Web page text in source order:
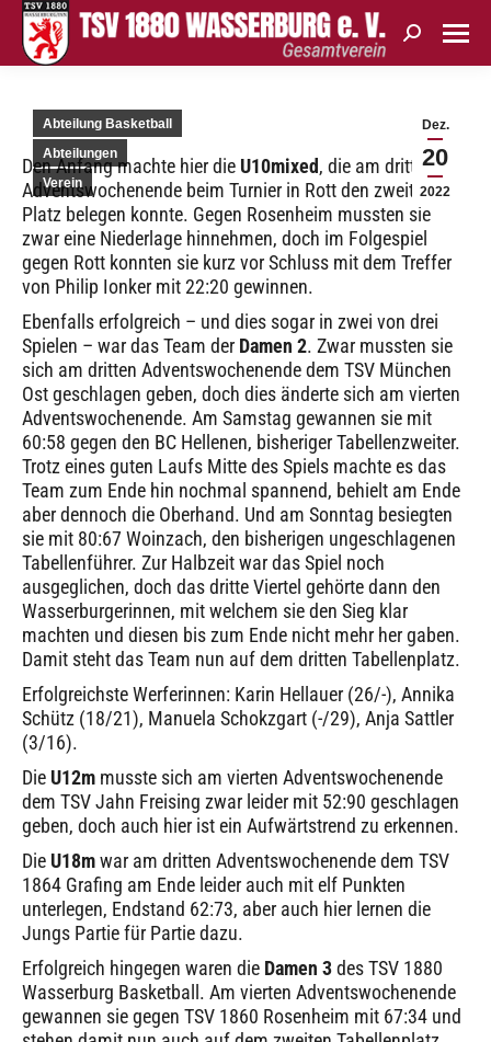
Search:
Dez.
20
2022
Abteilung Basketball
Abteilungen
Verein
Den Anfang machte hier die U10mixed, die am dritten
Adventswochenende beim Turnier in Rott den zweiten
Platz belegen konnte. Gegen Rosenheim mussten sie
zwar eine Niederlage hinnehmen, doch im Folgespiel
gegen Rott konnten sie kurz vor Schluss mit dem Treffer
von Philip Ionker mit 22:20 gewinnen.
Ebenfalls erfolgreich – und dies sogar in zwei von drei
Spielen – war das Team der Damen 2. Zwar mussten sie
sich am dritten Adventswochenende dem TSV München
Ost geschlagen geben, doch dies änderte sich am vierten
Adventswochenende. Am Samstag gewannen sie mit
60:58 gegen den BC Hellenen, bisheriger Tabellenzweiter.
Trotz eines guten Laufs Mitte des Spiels machte es das
Team zum Ende hin nochmal spannend, behielt am Ende
aber dennoch die Oberhand. Und am Sonntag besiegten
sie mit 80:67 Woinzach, den bisherigen ungeschlagenen
Tabellenführer. Zur Halbzeit war das Spiel noch
ausgeglichen, doch das dritte Viertel gehörte dann den
Wasserburgerinnen, mit welchem sie den Sieg klar
machten und diesen bis zum Ende nicht mehr her gaben.
Damit steht das Team nun auf dem dritten Tabellenplatz.
Erfolgreichste Werferinnen: Karin Hellauer (26/-), Annika
Schütz (18/21), Manuela Schokzgart (-/29), Anja Sattler
(3/16).
Die U12m musste sich am vierten Adventswochenende
dem TSV Jahn Freising zwar leider mit 52:90 geschlagen
geben, doch auch hier ist ein Aufwärtstrend zu erkennen.
Die U18mwar am dritten Adventswochenende dem TSV
1864 Grafing am Ende leider auch mit elf Punkten
unterlegen, Endstand 62:73, aber auch hier lernen die
Jungs Partie für Partie dazu.
Erfolgreich hingegen waren die Damen 3des TSV 1880
Wasserburg Basketball. Am vierten Adventswochenende
gewannen sie gegen TSV 1860 Rosenheim mit 67:34 und